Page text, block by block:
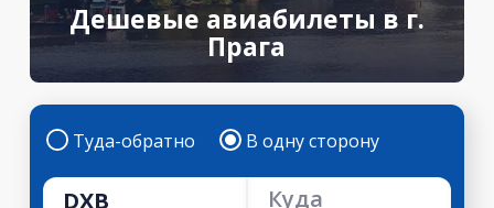
Дешевые авиабилеты в г.
Прага
Туда-обратно В одну сторону
DXB Куда